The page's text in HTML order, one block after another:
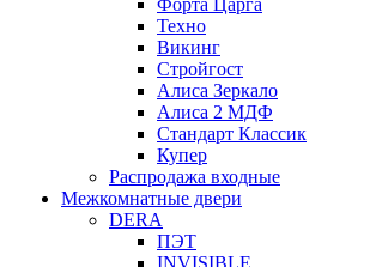
Форта Царга
Техно
Викинг
Стройгост
Алиса Зеркало
Алиса 2 МДФ
Стандарт Классик
Купер
Распродажа входные
Межкомнатные двери
DERA
ПЭТ
INVISIBLE